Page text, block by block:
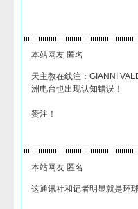
本站网友 匿名
天主教在线注：GIANNI
洲电台也出现认知错误！
赞注！
本站网友 匿名
这通讯社和记者明显就是环